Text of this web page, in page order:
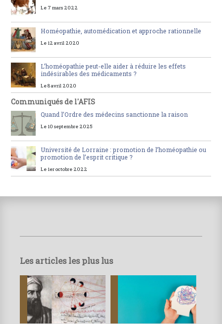
Le 7 mars 2022
Homéopathie, automédication et approche rationnelle
Le 12 avril 2020
L’homéopathie peut-elle aider à réduire les effets
indésirables des médicaments ?
Le 8 avril 2020
Communiqués de l'AFIS
Quand l’Ordre des médecins sanctionne la raison
Le 10 septembre 2025
Université de Lorraine : promotion de l’homéopathie ou
promotion de l’esprit critique ?
Le 1er octobre 2022
Les articles les plus lus